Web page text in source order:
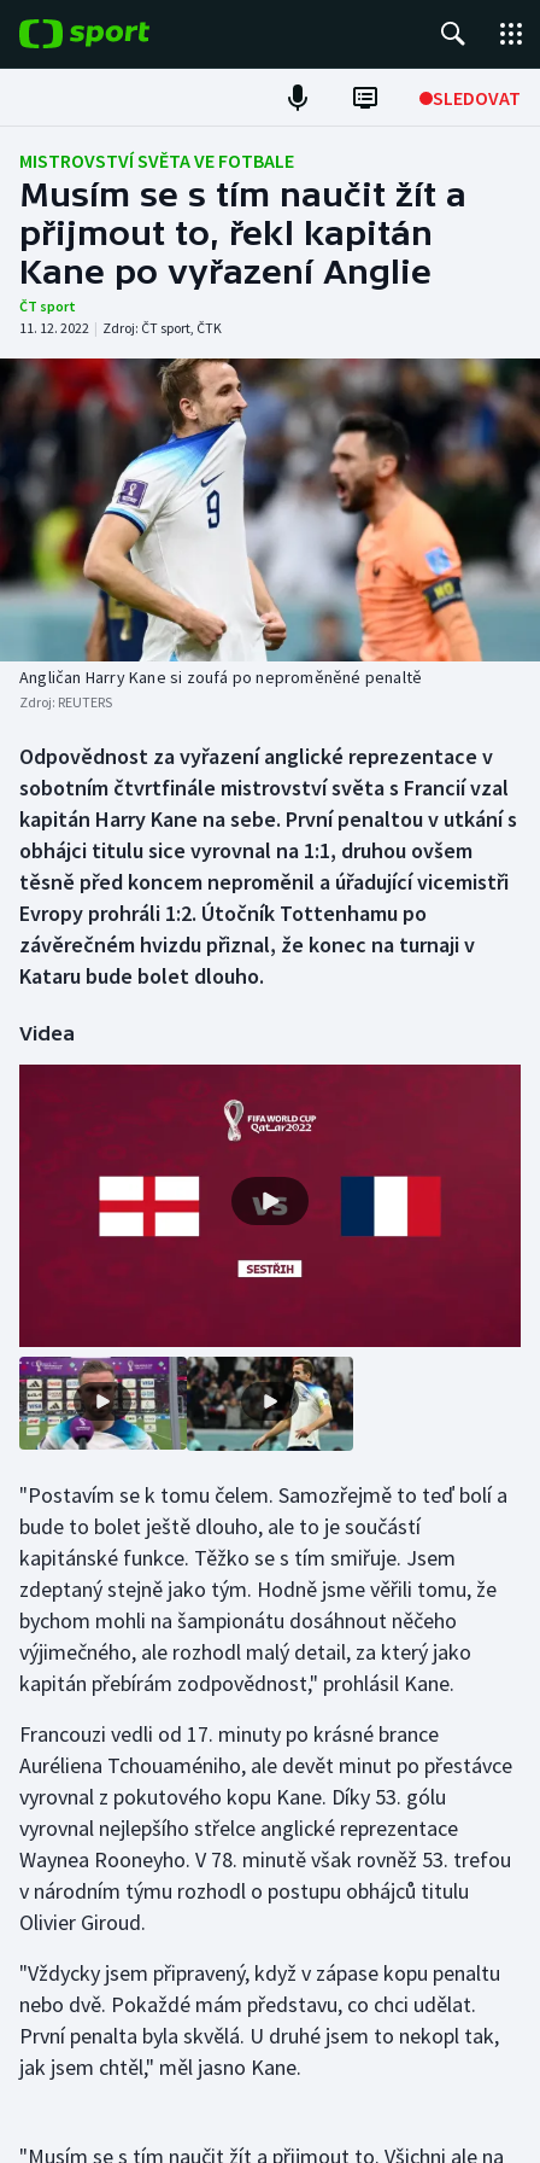
SLEDOVAT
Fotbal
Hokej
Tenis
Atletika
Cyklistika
DALŠÍ SPORTY
Americký fotbal
Baseball a softbal
Basketbal
Biatlon
Box
Curling
Dostihy
Florbal
Futsal
Házená
Krasobruslení
Lezení
Lyže a snowboard
Moderní pětiboj
Motorsport
Olympijské hry
Plavání
Plážový volejbal
Ragby
Rychlostní kanoistika
Short track
NEPŘEHLÉDNĚTE
Soutěže
Historické návraty
Aplikace ČT sport
MISTROVSTVÍ SVĚTA VE FOTBALE
Musím se s tím naučit žít a
přijmout to, řekl kapitán
Kane po vyřazení Anglie
ČT sport
11. 12. 2022 | Zdroj: ČT sport, ČTK
Angličan Harry Kane si zoufá po neproměněné penaltě
Zdroj: REUTERS
Odpovědnost za vyřazení anglické reprezentace v
sobotním čtvrtfinále mistrovství světa s Francií vzal
kapitán Harry Kane na sebe. První penaltou v utkání s
obhájci titulu sice vyrovnal na 1:1, druhou ovšem
těsně před koncem neproměnil a úřadující vicemistři
Evropy prohráli 1:2. Útočník Tottenhamu po
závěrečném hvizdu přiznal, že konec na turnaji v
Kataru bude bolet dlouho.
Videa
"Postavím se k tomu čelem. Samozřejmě to teď bolí a
bude to bolet ještě dlouho, ale to je součástí
kapitánské funkce. Těžko se s tím smiřuje. Jsem
zdeptaný stejně jako tým. Hodně jsme věřili tomu, že
bychom mohli na šampionátu dosáhnout něčeho
výjimečného, ale rozhodl malý detail, za který jako
kapitán přebírám zodpovědnost," prohlásil Kane.
Francouzi vedli od 17. minuty po krásné brance
Auréliena Tchouaméniho, ale devět minut po přestávce
vyrovnal z pokutového kopu Kane. Díky 53. gólu
vyrovnal nejlepšího střelce anglické reprezentace
Waynea Rooneyho. V 78. minutě však rovněž 53. trefou
v národním týmu rozhodl o postupu obhájců titulu
Olivier Giroud.
"Vždycky jsem připravený, když v zápase kopu penaltu
nebo dvě. Pokaždé mám představu, co chci udělat.
První penalta byla skvělá. U druhé jsem to nekopl tak,
jak jsem chtěl," měl jasno Kane.
"Musím se s tím naučit žít a přijmout to. Všichni ale na